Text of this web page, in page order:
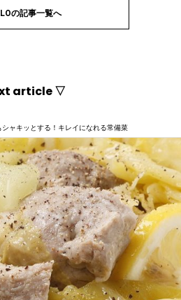
の記事一覧へ
article ▽
ャキッとする！キレイになれる常備菜